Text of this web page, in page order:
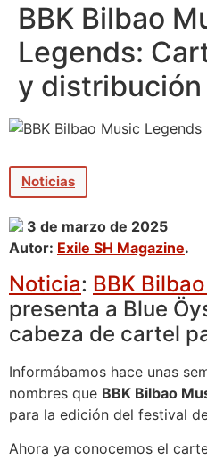
BBK Bilbao
Legends:
y
Noticias
3 de marzo de 2025
Autor: Exile SH Magazine.
Noticia: BBK
presenta a Blue
cabeza de cartel
Informábamos hace unas
nombres que BBK Bilbao
para la edición del festival
Ahora ya conocemos el